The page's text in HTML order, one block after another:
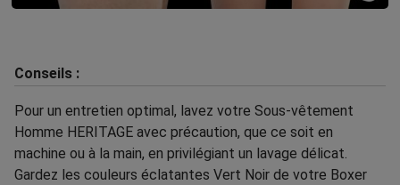
Conseils :
Pour un entretien optimal, lavez votre Sous-vêtement
Homme HERITAGE avec précaution, que ce soit en
machine ou à la main, en privilégiant un lavage délicat.
Gardez les couleurs éclatantes Vert Noir de votre Boxer